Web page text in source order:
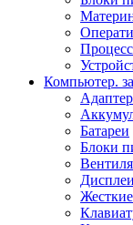
Компьютер.
Батареи
Блоки
Дисплеи